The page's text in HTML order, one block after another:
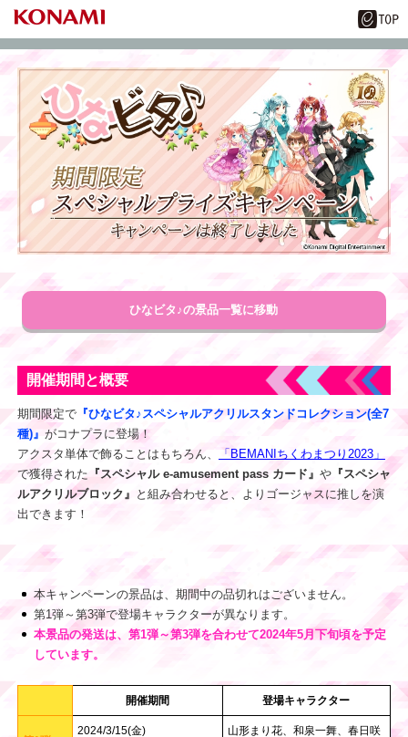
ひなビタ♪の景品一覧に移動
開催期間と概要
期間限定で『ひなビタ♪スペシャルアクリルスタンドコレクション(全7
種)』 がコナプラに登場！
アクスタ単体で飾ることはもちろん、
「BEMANIちくわまつり2023」
で獲得された『スペシャル e-amusement pass カード』 や『スペシャ
ルアクリルブロック』 と組み合わせると、よりゴージャスに推しを演
出できます！
本キャンペーンの景品は、期間中の品切れはございません。
第1弾～第3弾で登場キャラクターが異なります。
本景品の発送は、第1弾～第3弾を合わせて2024年5月下旬頃を予定
しています。
開催期間 登場キャラクター
2024/3/15(金)
山形まり花、和泉一舞、春日咲